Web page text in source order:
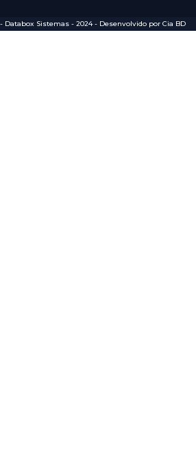
Databox Sistemas - 2024 - Desenvolvido por Cia BD